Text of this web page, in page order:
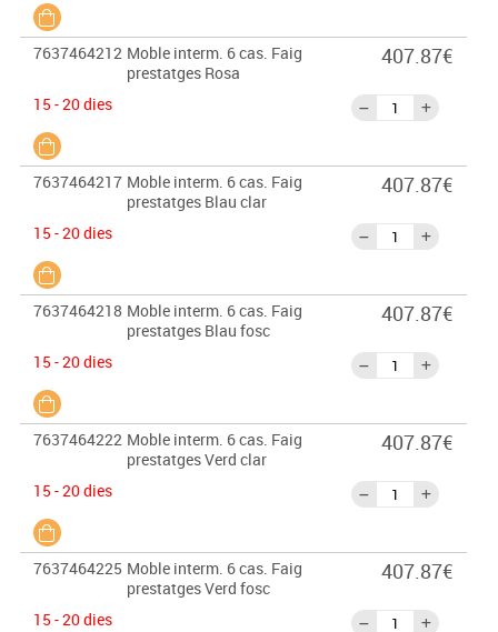
7637464212 Moble interm. 6 cas. Faig
prestatges Rosa
15 - 20 dies
407.87€
7637464217 Moble interm. 6 cas. Faig
prestatges Blau clar
15 - 20 dies
407.87€
7637464218 Moble interm. 6 cas. Faig
prestatges Blau fosc
15 - 20 dies
407.87€
7637464222 Moble interm. 6 cas. Faig
prestatges Verd clar
15 - 20 dies
407.87€
7637464225 Moble interm. 6 cas. Faig
prestatges Verd fosc
15 - 20 dies
407.87€